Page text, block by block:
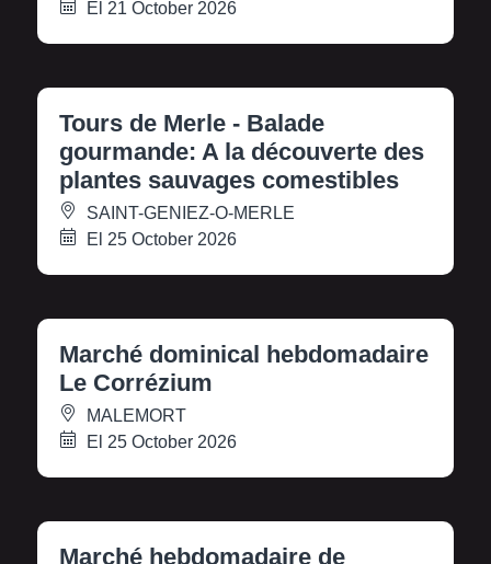
El 21 October 2026
Tours de Merle - Balade
gourmande: A la découverte des
plantes sauvages comestibles
SAINT-GENIEZ-O-MERLE
El 25 October 2026
Marché dominical hebdomadaire
Le Corrézium
MALEMORT
El 25 October 2026
Marché hebdomadaire de